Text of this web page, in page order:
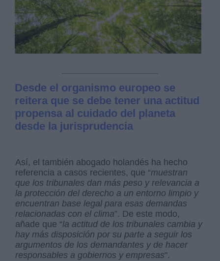
Desde el organismo europeo se
reitera que se debe tener una actitud
propensa al cuidado del planeta
desde la jurisprudencia
Así, el también abogado holandés ha hecho
referencia a casos recientes, que “muestran
que los tribunales dan más peso y relevancia a
la protección del derecho a un entorno limpio y
encuentran base legal para esas demandas
relacionadas con el clima”. De este modo,
añade que “la actitud de los tribunales cambia y
hay más disposición por su parte a seguir los
argumentos de los demandantes y de hacer
responsables a gobiernos y empresas".